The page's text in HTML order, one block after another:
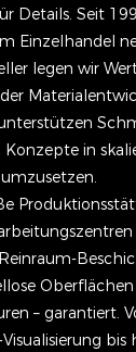
Details. Seit
Einzelhandel
legen wir
in
– garantiert.
bis